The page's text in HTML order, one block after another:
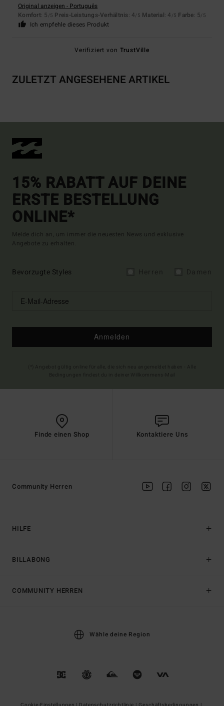
Original anzeigen - Português
Komfort: 5 /5 Preis-Leistungs-Verhältnis: 4/5 Material: 4 /5 Farbe: 5/5
Ich empfehle dieses Produkt
Verifiziert von TrustVille
ZULETZT ANGESEHENE ARTIKEL
15% RABATT AUF DEINE
ERSTE BESTELLUNG
ONLINE*
Melde dich an, um immer die neuesten News und exklusive
Angebote zu erhalten.
Bevorzugte Styles
Anmelden
Finde einen Shop Kontaktiere Uns
HILFE
BILLABONG
Community Herren
COMMUNITY HERREN
Wähle deine Region